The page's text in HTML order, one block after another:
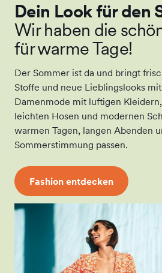
Dein Look für den
Wir haben die
für warme Tage!
Der Sommer ist da und bringt
Stoffe und neue Lieblingslooks
Damenmode mit luftigen
leichten Hosen und modernen
warmen Tagen, langen Abenden
Sommerstimmung passen.
Fashion entdecken